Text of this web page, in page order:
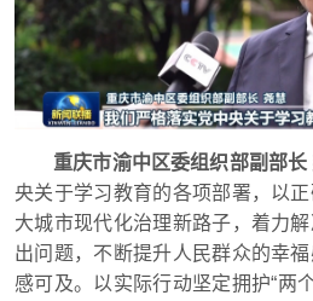
重庆市渝中区委组织部副部长
央关于学习教育的各项部署，以
大城市现代化治理新路子，着力
出问题，不断提升人民群众的幸
感可及。以实际行动坚定拥护“两